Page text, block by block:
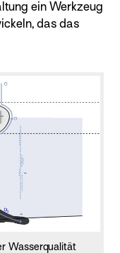
ein Werkzeug
das das
Wasserqualität